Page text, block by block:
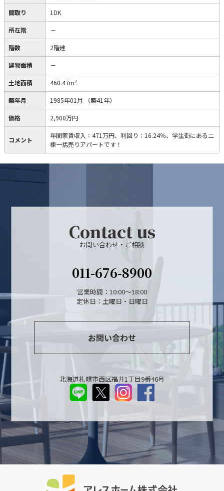
間取り 1DK
所在階 －
階数 2階建
建物面積 －
土地面積 460.47m2
築年月 1985年01月 （築41年）
価格 2,900万円
コメント
年間家賃収入：471万円、利回り：16.24％、学生街にある二
棟一括売りアパートです！
Contact us
お問い合わせ・ご相談
011-676-8900
営業時間：10:00～18:00
定休日：土曜日・日曜日
お問い合わせ
北海道札幌市西区福井1丁目9番46号